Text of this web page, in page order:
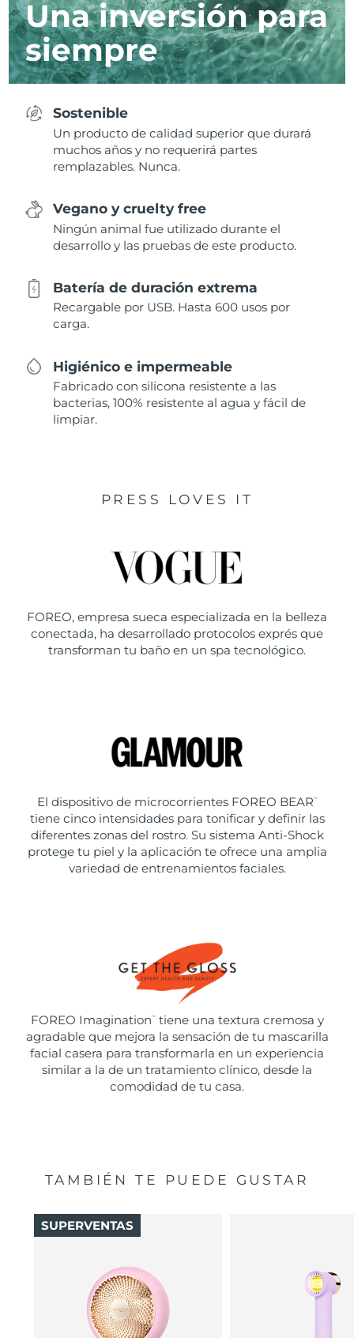
Una inversión para
siempre
Sostenible
Un producto de calidad superior que durará
muchos años y no requerirá partes
remplazables. Nunca.
Vegano y cruelty free
Ningún animal fue utilizado durante el
desarrollo y las pruebas de este producto.
Batería de duración extrema
Recargable por USB. Hasta 600 usos por
carga.
Higiénico e impermeable
Fabricado con silicona resistente a las
bacterias, 100% resistente al agua y fácil de
limpiar.
PRESS LOVES IT
FOREO, empresa sueca especializada en la belleza
conectada, ha desarrollado protocolos exprés que
transforman tu baño en un spa tecnológico.
El dispositivo de microcorrientes FOREO BEAR ™
tiene cinco intensidades para tonificar y definir las
diferentes zonas del rostro. Su sistema Anti-Shock
protege tu piel y la aplicación te ofrece una amplia
variedad de entrenamientos faciales.
FOREO Imagination ™
tiene una textura cremosa y
agradable que mejora la sensación de tu mascarilla
facial casera para transformarla en un experiencia
similar a la de un tratamiento clínico, desde la
comodidad de tu casa.
TAMBIÉN TE PUEDE GUSTAR
SUPERVENTAS